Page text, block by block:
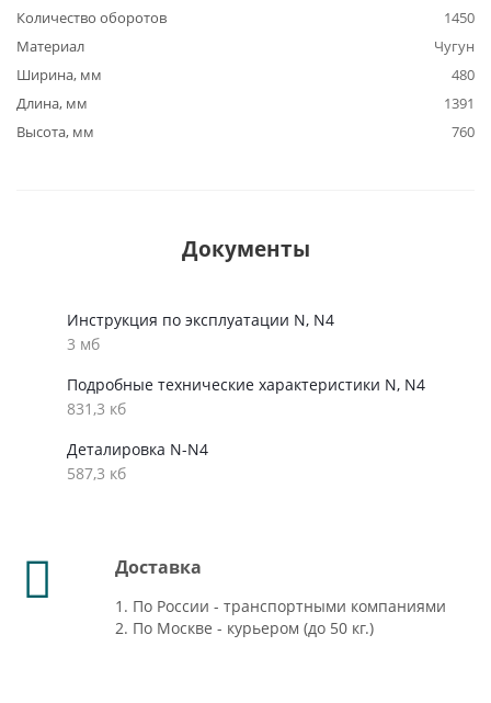
Количество оборотов
1450
Материал
Чугун
Ширина, мм
480
Длина, мм
1391
Высота, мм
760
Документы
Инструкция по эксплуатации N, N4
3 мб
Подробные технические характеристики N, N4
831,3 кб
Деталировка N-N4
587,3 кб
Доставка
1. По России - транспортными компаниями
2. По Москве - курьером (до 50 кг.)